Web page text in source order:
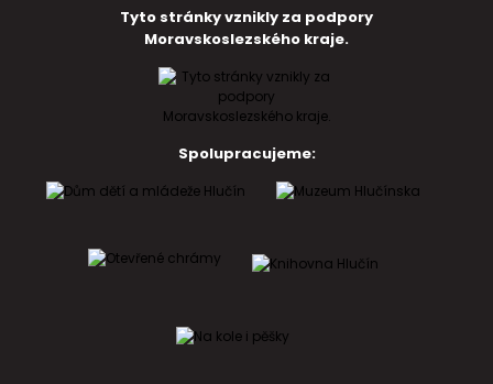
Tyto stránky vznikly za podpory
Moravskoslezského kraje.
Spolupracujeme: